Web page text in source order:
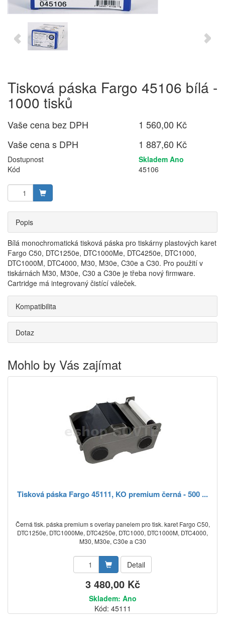
Tisková páska Fargo 45106 bílá -
1000 tisků
Vaše cena bez DPH
1 560,00 Kč
Vaše cena s DPH
1 887,60 Kč
Dostupnost
Skladem Ano
Kód
45106
Popis
Bílá monochromatická tisková páska pro tiskárny plastových karet
Fargo C50, DTC1250e, DTC1000Me, DTC4250e, DTC1000,
DTC1000M, DTC4000, M30, M30e, C30e a C30. Pro použití v
tiskárnách M30, M30e, C30 a C30e je třeba nový firmware.
Cartridge má integrovaný čistící váleček.
Kompatibilita
Dotaz
Mohlo by Vás zajímat
Tisková páska Fargo 45111, KO premium černá - 500 ...
Černá tisk. páska premium s overlay panelem pro tisk. karet Fargo C50,
DTC1250e, DTC1000Me, DTC4250e, DTC1000, DTC1000M, DTC4000,
M30, M30e, C30e a C30
Detail
3 480,00 Kč
Skladem: Ano
Kód: 45111